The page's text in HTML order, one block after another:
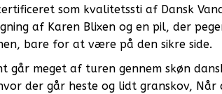
som kvalitetssti af Dansk
af Karen Blixen og en pil, der
bare for at være på den sikre side.
går meget af turen gennem skøn
der går heste og lidt granskov,